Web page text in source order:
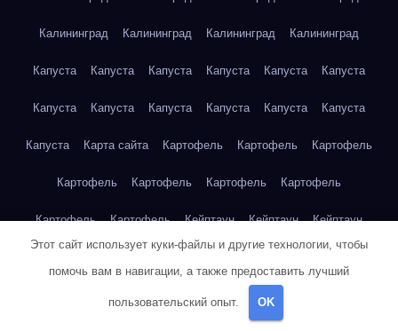
Калининград Калининград Калининград Калининград
Капуста Капуста Капуста Капуста Капуста Капуста
Капуста Капуста Капуста Капуста Капуста Капуста
Капуста Карта сайта Картофель Картофель Картофель
Картофель Картофель Картофель Картофель
Картофель Картофель Кейптаун Кейптаун Кейптаун
Кейптаун Кейптаун
Этот сайт использует куки-файлы и другие технологии, чтобы
помочь вам в навигации, а также предоставить лучший
пользовательский опыт. OK